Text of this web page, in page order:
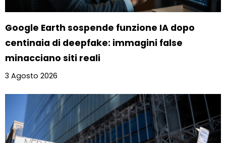
Google Earth sospende funzione IA dopo
centinaia di deepfake: immagini false
minacciano siti reali
3 Agosto 2026